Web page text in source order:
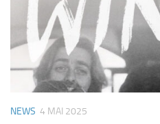
NEWS 4 MAI 2025